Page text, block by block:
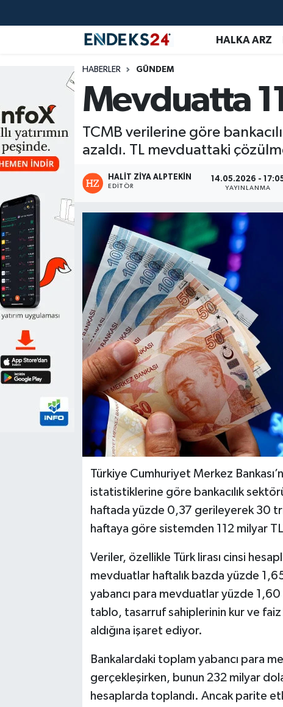
HALKA ARZ
HABERLER GÜNDEM
Mevduatta
TCMB verilerine göre
azaldı. TL mevduattaki
HALIT ZIYA ALPTEKIN
EDITÖR
14.05.2026 -
YAYINLANMA
Türkiye Cumhuriyet Merkez
istatistiklerine göre bankacılık
haftada yüzde 0,37 gerileyerek 30
haftaya göre sistemden 112 milyar
Veriler, özellikle Türk lirası cinsi
mevduatlar haftalık bazda yüzde
yabancı para mevduatlar yüzde
tablo, tasarruf sahiplerinin kur ve
aldığına işaret ediyor.
Bankalardaki toplam yabancı para
gerçekleşirken, bunun 232 milyar
hesaplarda toplandı. Ancak parite
GÜNDEM
HALKA ARZ
KRİPTO
OTOMOTİV
PİYASALAR
SAVUNMA
Nöbetçi Eczaneler
Hava Durumu
Trafik Durumu
Süper Lig Puan Durumu ve Fikstür
Tüm Manşetler
Son Dakika Haberleri
Haber Arşivi